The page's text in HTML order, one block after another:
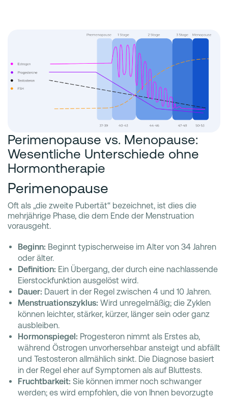
Perimenopause vs. Menopause:
Wesentliche Unterschiede ohne
Hormontherapie
Perimenopause
Oft als „die zweite Pubertät“ bezeichnet, ist dies die
mehrjährige Phase, die dem Ende der Menstruation
vorausgeht.
Beginn: Beginnt typischerweise im Alter von 34 Jahren
oder älter.
Definition: Ein Übergang, der durch eine nachlassende
Eierstockfunktion ausgelöst wird.
Dauer: Dauert in der Regel zwischen 4 und 10 Jahren.
Menstruationszyklus: Wird unregelmäßig; die Zyklen
können leichter, stärker, kürzer, länger sein oder ganz
ausbleiben.
Hormonspiegel: Progesteron nimmt als Erstes ab,
während Östrogen unvorhersehbar ansteigt und abfällt
und Testosteron allmählich sinkt. Die Diagnose basiert
in der Regel eher auf Symptomen als auf Bluttests.
Fruchtbarkeit: Sie können immer noch schwanger
werden; es wird empfohlen, die von Ihnen bevorzugte